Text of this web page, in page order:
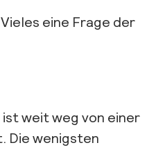
eine Frage der
ist weit weg von einer
Die wenigsten